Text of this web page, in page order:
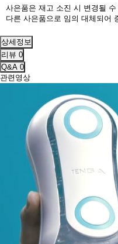
사은품은 재고 소진 시 변경될
다른 사은품으로 임의 대체되어
상세정보
리뷰 0
Q&A 0
관련영상